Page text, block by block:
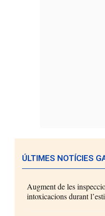
ÚLTIMES NOTÍCIES
Augment de les
intoxicacions durant